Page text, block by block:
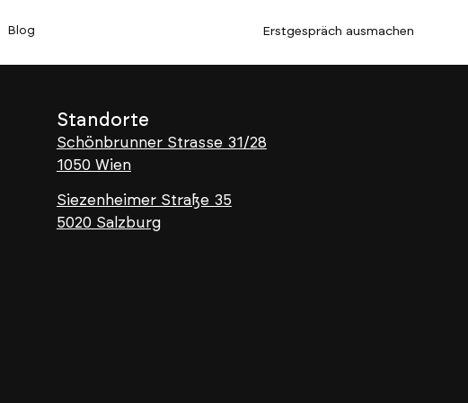
Blog Erstgespräch ausmachen
Standorte
Schönbrunner Strasse 31/28
1050 Wien
Siezenheimer Straße 35
5020 Salzburg